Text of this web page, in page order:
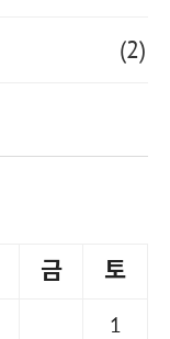
(2)
금 토
1